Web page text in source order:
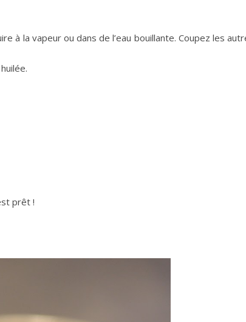
à la vapeur ou dans de l’eau bouillante. Coupez les
prêt !